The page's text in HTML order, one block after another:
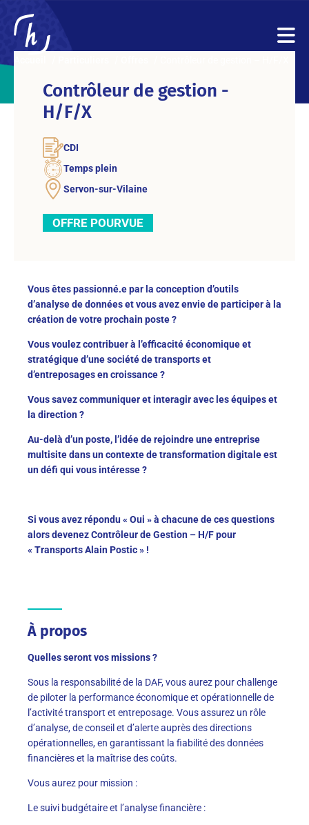
Contrôleur de gestion -
H/F/X
CDI
Temps plein
Servon-sur-Vilaine
OFFRE POURVUE
Vous êtes passionné.e par la conception d’outils
d’analyse de données et vous avez envie de participer à la
création de votre prochain poste ?
Vous voulez contribuer à l’efficacité économique et
stratégique d’une société de transports et
d’entreposages en croissance ?
Vous savez communiquer et interagir avec les équipes et
la direction ?
Au-delà d’un poste, l’idée de rejoindre une entreprise
multisite dans un contexte de transformation digitale est
un défi qui vous intéresse ?
Si vous avez répondu « Oui » à chacune de ces questions
alors devenezContrôleur de Gestion – H/F pour
« Transports Alain Postic » !
À propos
Quelles seront vos missions ?
Sous la responsabilité de la DAF, vous aurez pour challenge
de piloter la performance économique et opérationnelle de
l’activité transport et entreposage. Vous assurez un rôle
d’analyse, de conseil et d’alerte auprès des directions
opérationnelles, en garantissant la fiabilité des données
financières et la maîtrise des coûts.
Vous aurez pour mission :
Le suivi budgétaire et l’analyse financière :